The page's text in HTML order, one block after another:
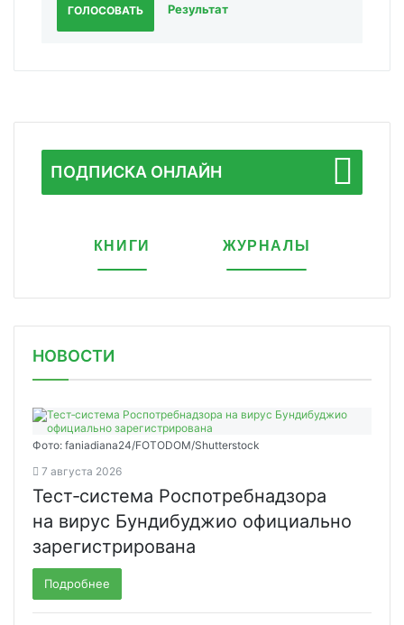
ГОЛОСОВАТЬ Результат
ПОДПИСКА ОНЛАЙН
КНИГИ ЖУРНАЛЫ
НОВОСТИ
Фото: faniadiana24/FOTODOM/Shutterstock
7 августа 2026
Тест‑система Роспотребнадзора
на вирус Бундибуджио официально
зарегистрирована
Подробнее